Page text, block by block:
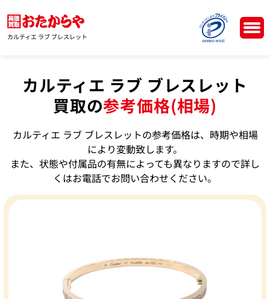
カルティエ ラブ ブレスレット
カルティエ ラブ ブレスレット
買取の参考価格(相場)
カルティエ ラブ ブレスレットの参考価格は、時期や相場
により変動致します。
また、状態や付属品の有無によっても異なりますので詳し
くはお電話でお問い合わせください。